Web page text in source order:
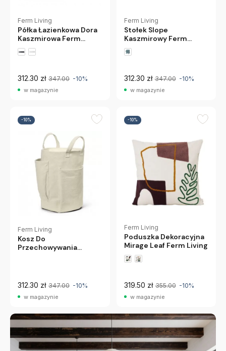
Ferm Living
Półka Łazienkowa Dora
Kaszmirowa Ferm
Living
312.30 zł 347.00 -10%
w magazynie
Ferm Living
Stołek Slope
Kaszmirowy Ferm
Living
312.30 zł 347.00 -10%
w magazynie
-10%
Ferm Living
Kosz Do
Przechowywania
312.30 zł 347.00 -10%
w magazynie
-10%
Ferm Living
Poduszka Dekoracyjna
Mirage Leaf Ferm Living
319.50 zł 355.00 -10%
w magazynie